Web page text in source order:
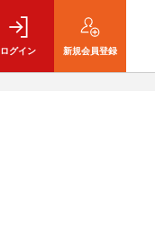
ログイン 新規会員登録